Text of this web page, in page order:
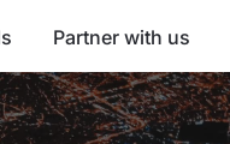
Partner with us